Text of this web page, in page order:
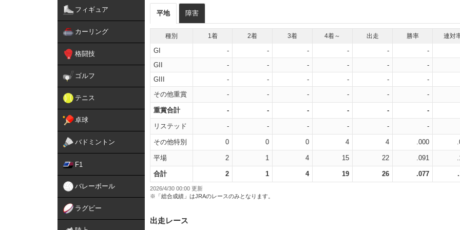
フィギュア
カーリング
格闘技
ゴルフ
テニス
卓球
バドミントン
F1
バレーボール
ラグビー
平地 障害
種別 1着 2着 3着 4着～ 出走 勝率 連対
GI - - - - -
-
GII
- - - - -
-
GIII
- - - - -
-
その他重賞
- - - - - -
重賞合計 - - - - - -
リステッド - - - - - -
その他特別 0 0 0 4 4 .000
平場 2 1 4 15 22 .091
合計 2 1 4 19 26 .077
2026/4/30 00:00 更新
※「総合成績」はJRAのレースのみとなります。
出走レース